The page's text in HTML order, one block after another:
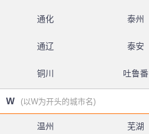
通化 泰州
通辽 泰安
铜川 吐鲁番
W (以W为开头的城市名)
温州 芜湖